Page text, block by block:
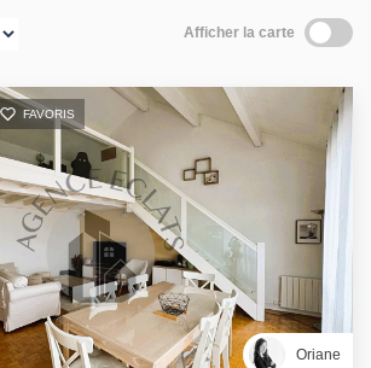
Afficher la carte
FAVORIS
Oriane